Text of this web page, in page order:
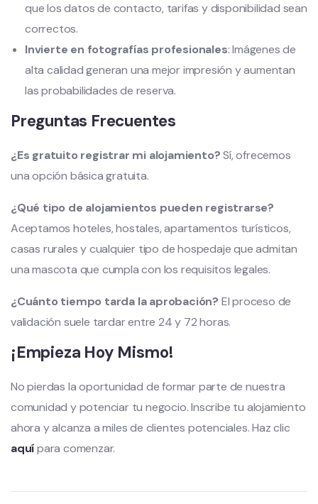
que los datos de contacto, tarifas y disponibilidad sean
correctos.
Invierte en fotografías profesionales: Imágenes de
alta calidad generan una mejor impresión y aumentan
las probabilidades de reserva.
Preguntas Frecuentes
¿Es gratuito registrar mi alojamiento?Sí, ofrecemos
una opción básica gratuita.
¿Qué tipo de alojamientos pueden registrarse?
Aceptamos hoteles, hostales, apartamentos turísticos,
casas rurales y cualquier tipo de hospedaje que admitan
una mascota que cumpla con los requisitos legales.
¿Cuánto tiempo tarda la aprobación? El proceso de
validación suele tardar entre 24 y 72 horas.
¡Empieza Hoy Mismo!
No pierdas la oportunidad de formar parte de nuestra
comunidad y potenciar tu negocio. Inscribe tu alojamiento
ahora y alcanza a miles de clientes potenciales. Haz clic
aquípara comenzar.